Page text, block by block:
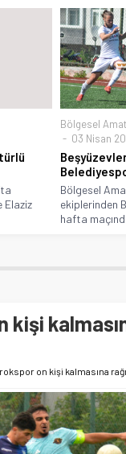
Elaziz
Bölgesel
03 Nisan
Bölgesel
ekiplerinden
hafta
kişi
on kişi kalmasına